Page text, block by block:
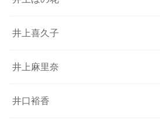
井上喜久子
井上麻里奈
井口裕香